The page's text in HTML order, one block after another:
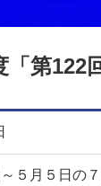
「第
５月５日の